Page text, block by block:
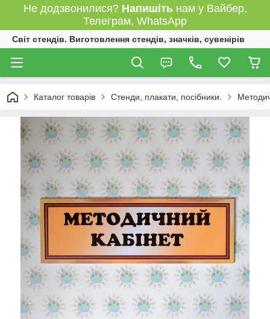
Не додзвонилися? Напишітьнам у Вайбер,
Телеграм, WhatsApp
Світ стендів. Виготовлення стендів, значків, сувенірів
Каталог товарів Стенди, плакати, посібники.